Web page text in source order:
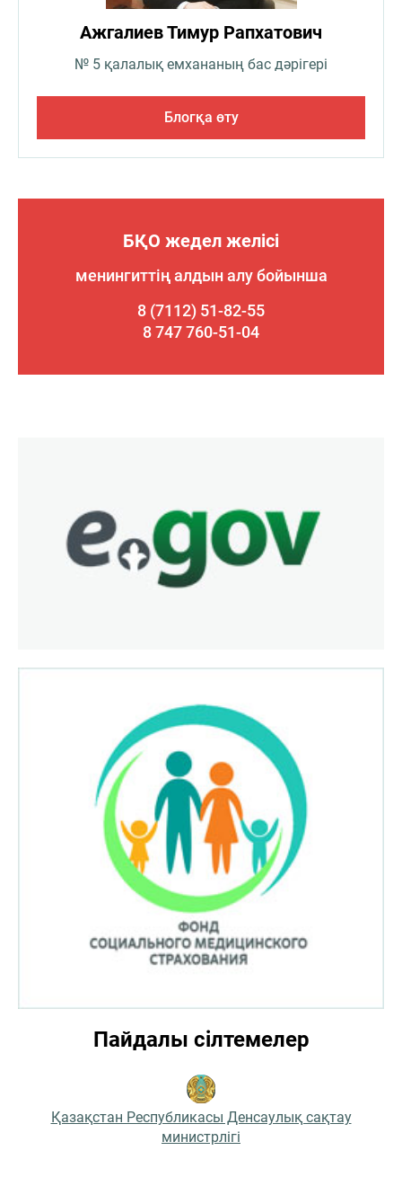
Ажгалиев Тимур Рапхатович
№ 5 қалалық емхананың бас дәрігері
Блогқа өту
БҚО жедел желісі
менингиттің алдын алу бойынша
8 (7112) 51-82-55
8 747 760-51-04
Пайдалы сілтемелер
Қазақстан Республикасы Денсаулық сақтау
министрлігі